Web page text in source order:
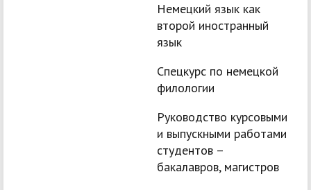
Немецкий язык как
второй иностранный
язык
Спецкурс по немецкой
филологии
Руководство курсовыми
и выпускными работами
студентов –
бакалавров, магистров